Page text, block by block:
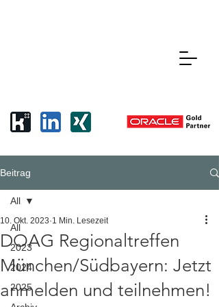
Beitrag
All
2023
2024
2025
All
DOAG Regionaltreffen
München/Südbayern: Jetzt
anmelden und teilnehmen!
10. Okt. 2023 1 Min. Lesezeit